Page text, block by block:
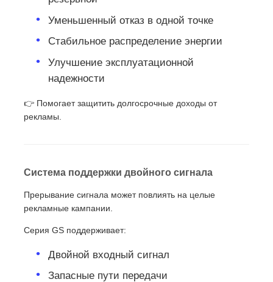
Уменьшенный отказ в одной точке
Стабильное распределение энергии
Улучшение эксплуатационной
надежности
👉 Помогает защитить долгосрочные доходы от
рекламы.
Система поддержки двойного сигнала
Прерывание сигнала может повлиять на целые
рекламные кампании.
Серия GS поддерживает:
Двойной входный сигнал
Запасные пути передачи